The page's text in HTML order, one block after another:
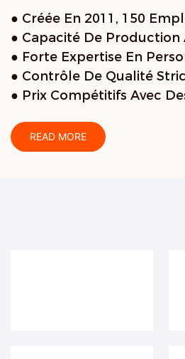
● Créée En 2011, 150
● Capacité De Production
● Forte Expertise En
● Contrôle De Qualité
● Prix Compétitifs Avec
READ MORE